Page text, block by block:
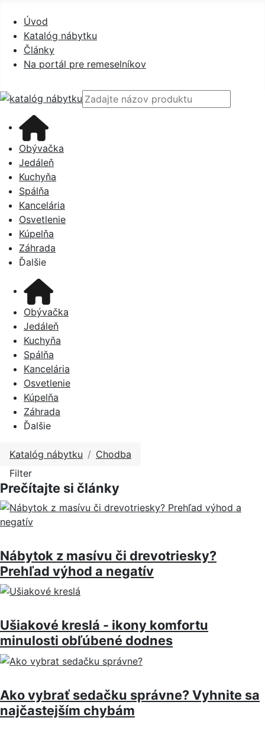
Úvod
Prihlásiť sa
Úvod
Katalóg nábytku
Články
Na portál pre remeselníkov
Obývačka
Jedáleň
Kuchyňa
Spálňa
Kancelária
Osvetlenie
Kúpelňa
Záhrada
Ďalšie
Obývačka
Jedáleň
Kuchyňa
Spálňa
Kancelária
Osvetlenie
Kúpelňa
Záhrada
Ďalšie
Katalóg nábytku
Chodba
Filter
Prečítajte si články
Nábytok z masívu či drevotriesky?
Prehľad výhod a negatív
Ušiakové kreslá - ikony komfortu
minulosti obľúbené dodnes
Ako vybrať sedačku správne? Vyhnite sa
najčastejším chybám